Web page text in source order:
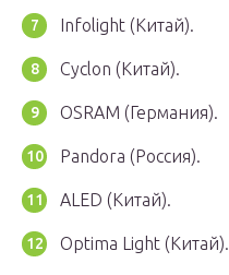
Infolight (Китай).
Cyclon (Китай).
OSRAM (Германия).
Pandora (Россия).
ALED (Китай).
Optima Light (Китай).